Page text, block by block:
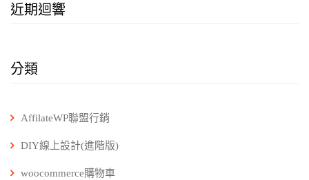
近期迴響
分類
AffilateWP聯盟行銷
DIY線上設計(進階版)
woocommerce購物車